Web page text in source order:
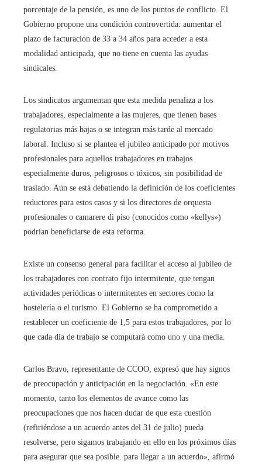
porcentaje de la pensión, es uno de los puntos de conflicto. El
Gobierno propone una condición controvertida: aumentar el
plazo de facturación de 33 a 34 años para acceder a esta
modalidad anticipada, que no tiene en cuenta las ayudas
sindicales.
Los sindicatos argumentan que esta medida penaliza a los
trabajadores, especialmente a las mujeres, que tienen bases
regulatorias más bajas o se integran más tarde al mercado
laboral. Incluso si se plantea el jubileo anticipado por motivos
profesionales para aquellos trabajadores en trabajos
especialmente duros, peligrosos o tóxicos, sin posibilidad de
traslado. Aún se está debatiendo la definición de los coeficientes
reductores para estos casos y si los directores de orquesta
profesionales o camarere di piso (conocidos como «kellys»)
podrían beneficiarse de esta reforma.
Existe un consenso general para facilitar el acceso al jubileo de
los trabajadores con contrato fijo intermitente, que tengan
actividades periódicas o intermitentes en sectores como la
hostelería o el turismo. El Gobierno se ha comprometido a
restablecer un coeficiente de 1,5 para estos trabajadores, por lo
que cada día de trabajo se computará como uno y una media.
Carlos Bravo, representante de CCOO, expresó que hay signos
de preocupación y anticipación en la negociación. «En este
momento, tanto los elementos de avance como las
preocupaciones que nos hacen dudar de que esta cuestión
(refiriéndose a un acuerdo antes del 31 de julio) pueda
resolverse, pero sigamos trabajando en ello en los próximos días
para asegurar que sea posible. para llegar a un acuerdo», afirmó